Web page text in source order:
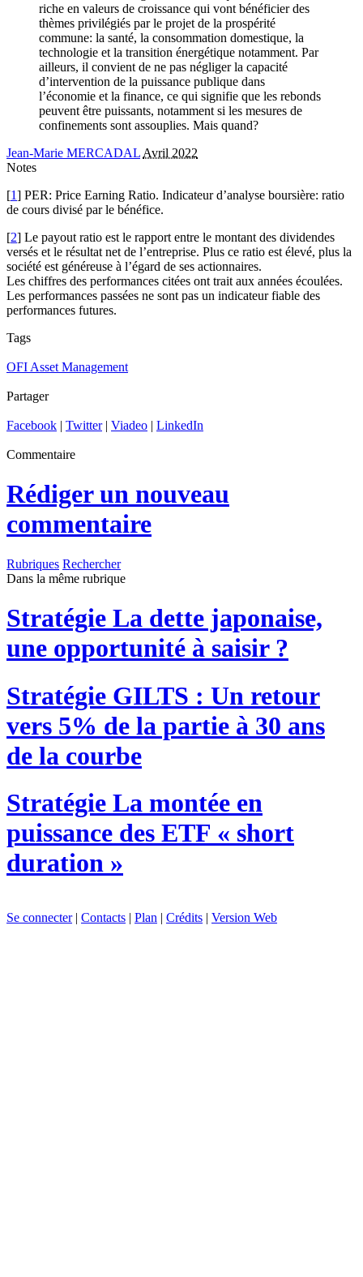
riche en valeurs de croissance qui vont bénéficier des
thèmes privilégiés par le projet de la prospérité
commune: la santé, la consommation domestique, la
technologie et la transition énergétique notamment. Par
ailleurs, il convient de ne pas négliger la capacité
d’intervention de la puissance publique dans
l’économie et la finance, ce qui signifie que les rebonds
peuvent être puissants, notamment si les mesures de
confinements sont assouplies. Mais quand?
Jean-Marie MERCADAL Avril 2022
Notes
[1] PER: Price Earning Ratio. Indicateur d’analyse boursière: ratio
de cours divisé par le bénéfice.
[2] Le payout ratio est le rapport entre le montant des dividendes
versés et le résultat net de l’entreprise. Plus ce ratio est élevé, plus la
société est généreuse à l’égard de ses actionnaires.
Les chiffres des performances citées ont trait aux années écoulées.
Les performances passées ne sont pas un indicateur fiable des
performances futures.
Tags
OFI Asset Management
Partager
Facebook | Twitter| Viadeo | LinkedIn
Commentaire
Rédiger un nouveau
commentaire
Rubriques Rechercher
Dans la même rubrique
Stratégie La dette japonaise,
une opportunité à saisir ?
Stratégie GILTS : Un retour
vers 5% de la partie à 30 ans
de la courbe
Stratégie La montée en
puissance des ETF « short
duration »
Se connecter| Contacts | Plan | Crédits | Version Web